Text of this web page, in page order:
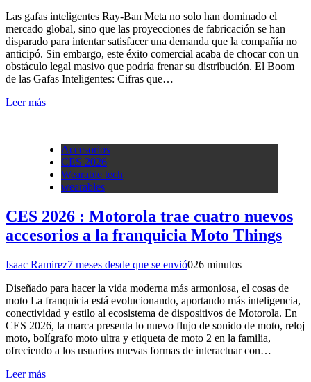
Las gafas inteligentes Ray-Ban Meta no solo han dominado el
mercado global, sino que las proyecciones de fabricación se han
disparado para intentar satisfacer una demanda que la compañía no
anticipó. Sin embargo, este éxito comercial acaba de chocar con un
obstáculo legal masivo que podría frenar su distribución. El Boom
de las Gafas Inteligentes: Cifras que…
Leer más
Accesorios
CES 2026
Wearable tech
wearables
CES 2026 : Motorola trae cuatro nuevos
accesorios a la franquicia Moto Things
Isaac Ramirez7 meses desde que se envió026 minutos
Diseñado para hacer la vida moderna más armoniosa, el cosas de
moto La franquicia está evolucionando, aportando más inteligencia,
conectividad y estilo al ecosistema de dispositivos de Motorola. En
CES 2026, la marca presenta lo nuevo flujo de sonido de moto, reloj
moto, bolígrafo moto ultra y etiqueta de moto 2 en la familia,
ofreciendo a los usuarios nuevas formas de interactuar con…
Leer más